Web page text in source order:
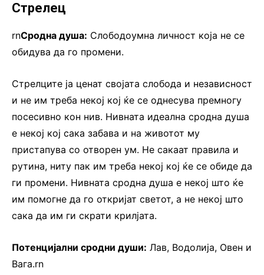
Стрелец
rnСродна душа: Слободоумна личност која не се
обидува да го промени.
Стрелците ја ценат својата слобода и независност
и не им треба некој кој ќе се однесува премногу
посесивно кон нив. Нивната идеална сродна душа
е некој кој сака забава и на животот му
пристапува со отворен ум. Не сакаат правила и
рутина, ниту пак им треба некој кој ќе се обиде да
ги промени. Нивната сродна душа е некој што ќе
им помогне да го откријат светот, а не некој што
сака да им ги скрати крилјата.
Потенцијални сродни души: Лав, Водолија, Овен и
Вага.rn